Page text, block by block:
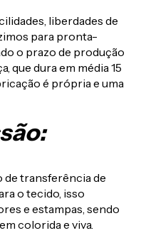
liberdades de
para pronta-
o prazo de produção
que dura em média 15
é própria e uma
de transferência de
o tecido, isso
e estampas, sendo
colorida e viva.